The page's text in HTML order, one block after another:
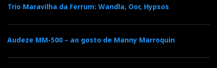
Trio Maravilha da Ferrum: Wandla, Oor, Hypsos
Audeze MM-500 – ao gosto de Manny Marroquin